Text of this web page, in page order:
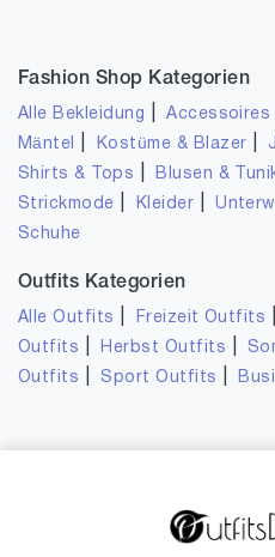
Fashion Shop Kategorien
Alle Bekleidung |Accessoires
Mäntel Kostüme & Blazer
Shirts & Tops Blusen &
Strickmode
Kleider |
Schuhe
Outfits Kategorien
Alle Outfits Freizeit Outfits
Outfits
Herbst Outfits
Outfits
Sport Outfits